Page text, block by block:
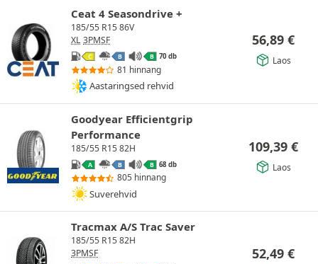
Ceat 4 Seasondrive +
185/55 R15 86V
XL 3PMSF
C B B 70 db
81 hinnang
Aastaringsed rehvid
56,89 €
Laos
Goodyear Efficientgrip
Performance
185/55 R15 82H
A B B 68 db
805 hinnang
Suverehvid
109,39 €
Laos
Tracmax A/S Trac Saver
185/55 R15 82H
3PMSF
52,49 €